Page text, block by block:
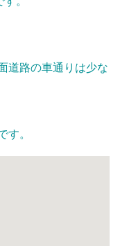
道路の車通りは少な
す。